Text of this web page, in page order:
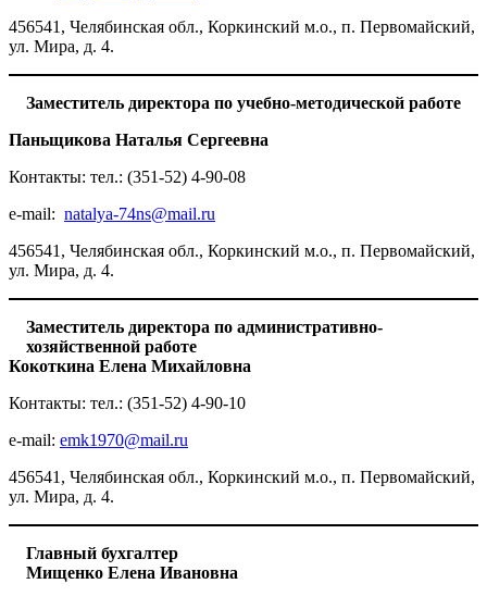
456541, Челябинская обл., Коркинский м.о., п. Первомайский,
ул. Мира, д. 4.
Заместитель директора по учебно-методической работе
Паньщикова Наталья Сергеевна
Контакты: тел.: (351-52) 4-90-08
е-mail: natalya-74ns@mail.ru
456541, Челябинская обл., Коркинский м.о., п. Первомайский,
ул. Мира, д. 4.
Заместитель директора по административно-
хозяйственной работе
Кокоткина Елена Михайловна
Контакты: тел.: (351-52) 4-90-10
e-mail: emk1970@mail.ru
456541, Челябинская обл., Коркинский м.о., п. Первомайский,
ул. Мира, д. 4.
Главный бухгалтер
Мищенко Елена Ивановна